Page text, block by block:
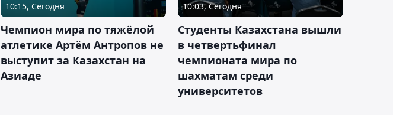
10:15, Сегодня
Чемпион мира по тяжёлой
атлетике Артём Антропов не
выступит за Казахстан на
Азиаде
10:03, Сегодня
Студенты Казахстана вышли
в четвертьфинал
чемпионата мира по
шахматам среди
университетов